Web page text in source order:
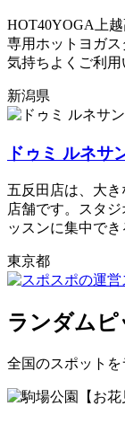
HOT40YOGA上
専用ホットヨガス
気持ちよくご利用
新潟県
ドゥミ ルネ
五反田店は、大
店舗です。スタ
ッスンに集中でき
東京都
ランダム
全国のスポット